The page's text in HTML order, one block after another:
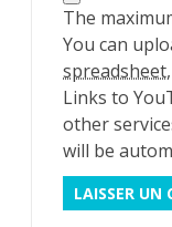
The
You can
spreadsheet,
Links to
other
will be